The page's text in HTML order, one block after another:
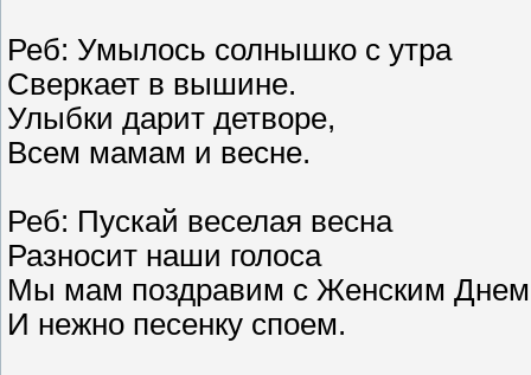
Реб: Умылось солнышко с утра
Сверкает в вышине.
Улыбки дарит детворе,
Всем мамам и весне.
Реб: Пускай веселая весна
Разносит наши голоса
Мы мам поздравим с Женским Днем
И нежно песенку споем.